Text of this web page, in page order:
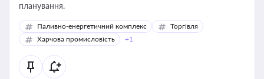
планування.
Паливно-енергетичний комплекс
Торгівля
Харчова промисловість
+1